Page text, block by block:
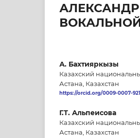
А. Бахтияркызы
Казахский
Астана, Казахстан
https://orcid.org/0009-0007-
Г.Т. Альпеисова
Казахский
Астана, Казахстан